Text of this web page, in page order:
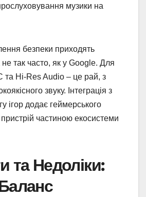
музики на
безпеки приходять
так часто, як у Google. Для
та Hi-Res Audio – це рай, з
звуку. Інтеграція з
ігор додає геймерського
частиною екосистеми
та Недоліки: